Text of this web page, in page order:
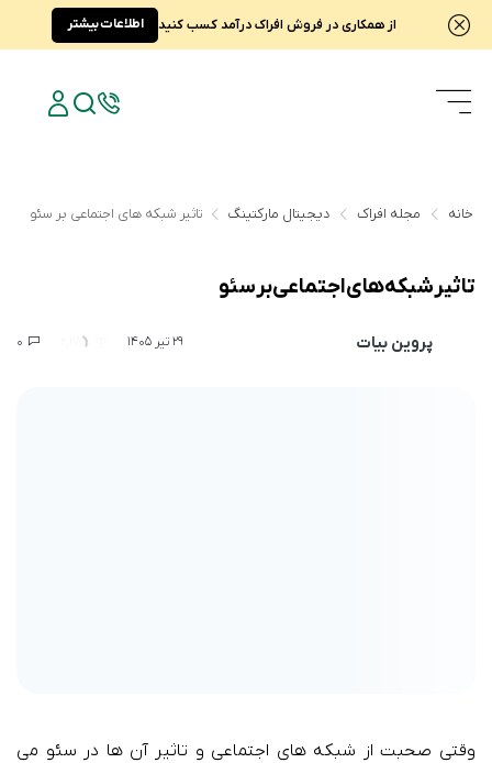
از همکاری در فروش افراک درآمد کسب کنید اطلاعات بیشتر
خانه مجله افراک دیجیتال مارکتینگ تاثیر شبکه های اجتماعی بر سئو
تاثیر شبکه های اجتماعی بر سئو
پروین بیات 29 تیر 1405
وقتی صحبت از شبکه های اجتماعی و تاثیر آن ها در سئو می